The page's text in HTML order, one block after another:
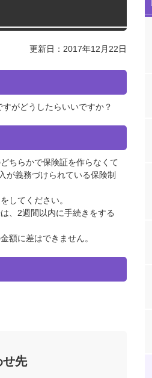
更新日：2017年12月22日
がどうしたらいいですか？
ちらかで保険証を作らなくて
が義務づけられている保険制
してください。
、2週間以内に手続きをする
額に差はできません。
せ先